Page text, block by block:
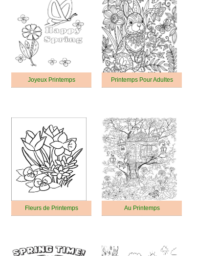
Joyeux Printemps Printemps Pour Adultes
Fleurs de Printemps Au Printemps